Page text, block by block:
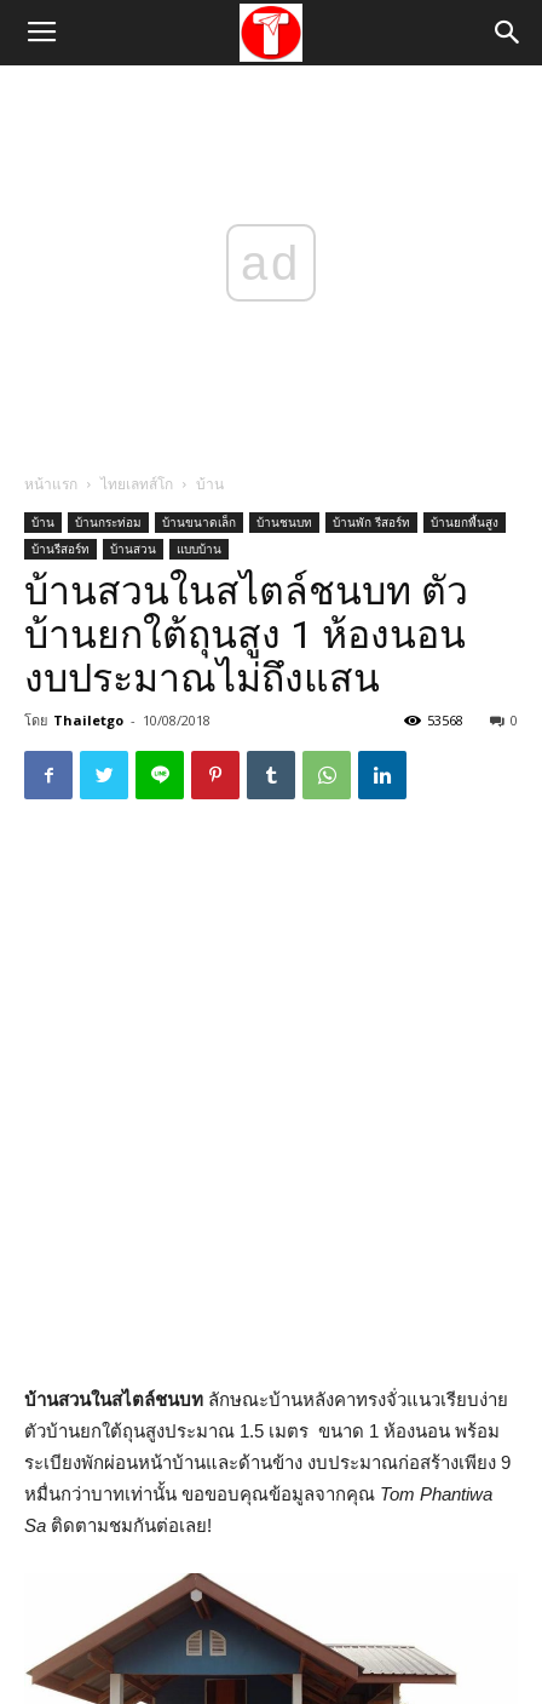
ad
หน้าแรก ไทยเลทส์โก บ้าน
บ้าน บ้านกระท่อม บ้านขนาดเล็ก บ้านชนบท บ้านพัก รีสอร์ท
บ้านยกพื้นสูง
บ้านรีสอร์ท
บ้านสวน แบบบ้าน
บ้านสวนในสไตล์ชนบท ตัว
บ้านยกใต้ถุนสูง 1 ห้องนอน
งบประมาณไม่ถึงแสน
โดย Thailetgo - 10/08/2018 0
53568
บ้านสวนในสไตล์ชนบท ลักษณะบ้านหลังคาทรงจั่วแนวเรียบง่าย
ตัวบ้านยกใต้ถุนสูงประมาณ 1.5 เมตร ขนาด 1 ห้องนอน พร้อม
ระเบียงพักผ่อนหน้าบ้านและด้านข้าง งบประมาณก่อสร้างเพียง 9
หมื่นกว่าบาทเท่านั้น ขอขอบคุณข้อมูลจากคุณ Tom Phantiwa
Sa ติดตามชมกันต่อเลย!